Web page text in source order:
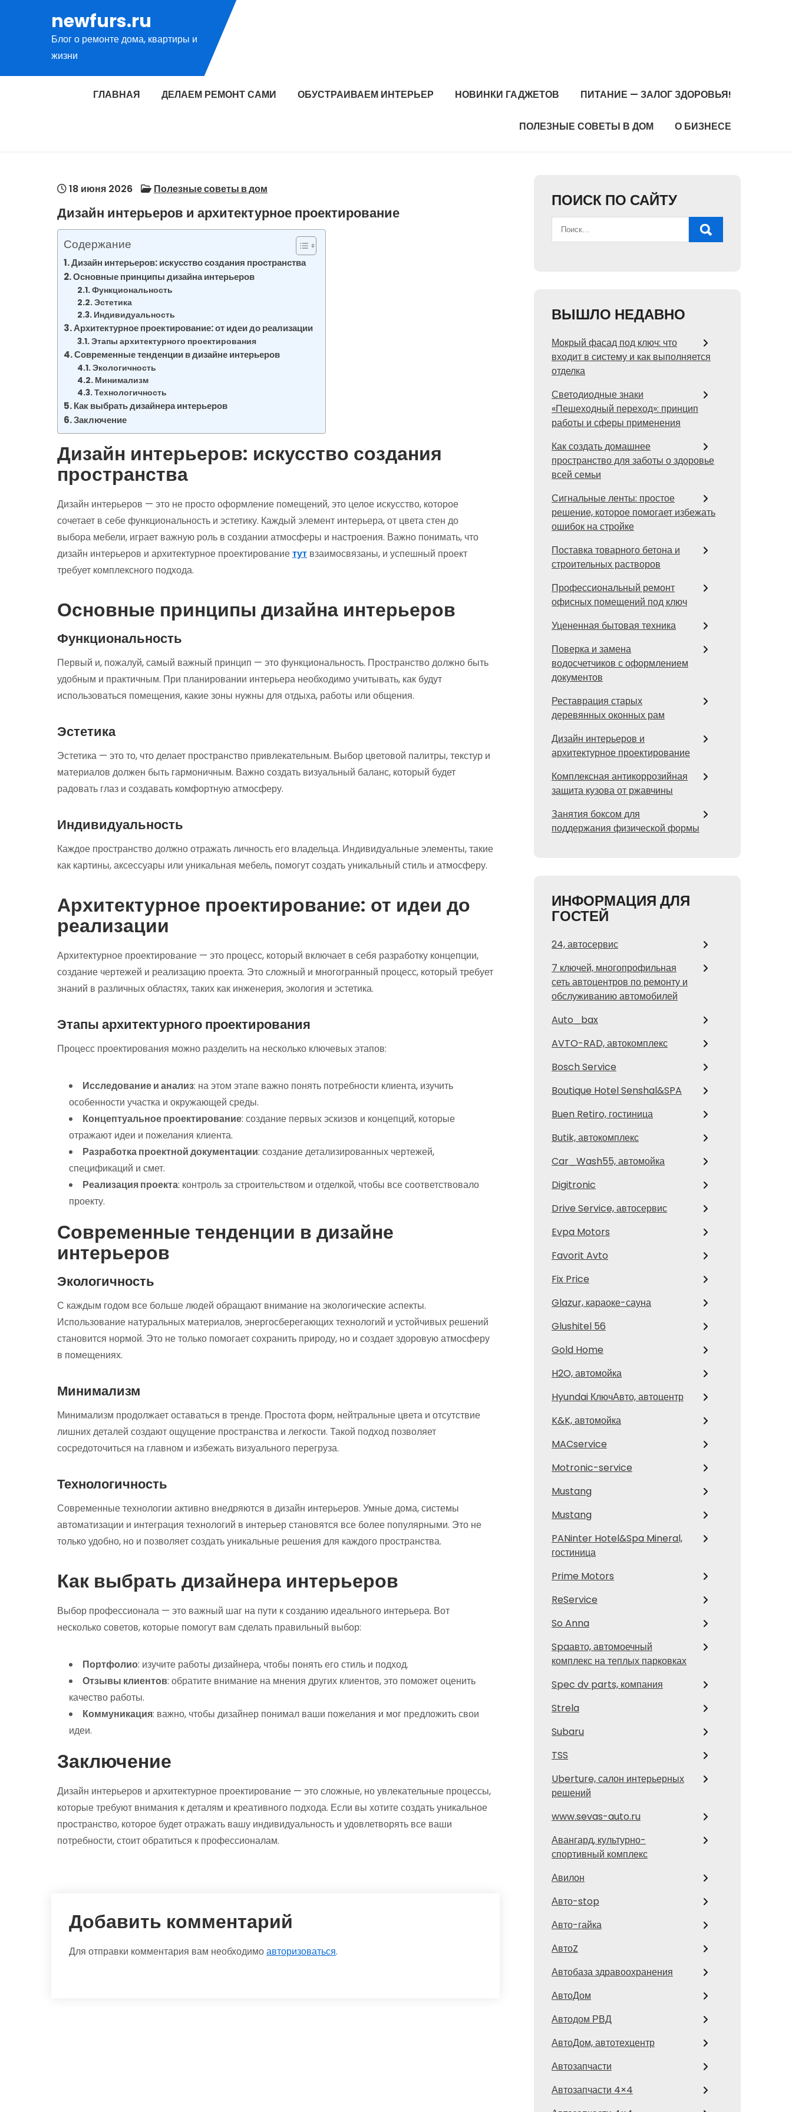
содержимому
newfurs.ru
Блог о ремонте дома, квартиры и
жизни
ГЛАВНАЯ ДЕЛАЕМ РЕМОНТ САМИ ОБУСТРАИВАЕМ ИНТЕРЬЕР НОВИНКИ ГАДЖЕТОВ ПИТАНИЕ — ЗАЛОГ ЗДОРОВЬЯ!
ПОЛЕЗНЫЕ СОВЕТЫ В ДОМ О БИЗНЕСЕ
18 июня 2026 Полезные советы в дом
Дизайн интерьеров и архитектурное проектирование
Содержание
Дизайн интерьеров: искусство создания пространства
Основные принципы дизайна интерьеров
Функциональность
Эстетика
Индивидуальность
Архитектурное проектирование: от идеи до реализации
Этапы архитектурного проектирования
Современные тенденции в дизайне интерьеров
Экологичность
Минимализм
Технологичность
Как выбрать дизайнера интерьеров
Заключение
Дизайн интерьеров: искусство создания
пространства
Дизайн интерьеров — это не просто оформление помещений, это целое искусство, которое
сочетает в себе функциональность и эстетику. Каждый элемент интерьера, от цвета стен до
выбора мебели, играет важную роль в создании атмосферы и настроения. Важно понимать, что
дизайн интерьеров и архитектурное проектированиетут взаимосвязаны, и успешный проект
требует комплексного подхода.
Основные принципы дизайна интерьеров
Функциональность
Первый и, пожалуй, самый важный принцип — это функциональность. Пространство должно быть
удобным и практичным. При планировании интерьера необходимо учитывать, как будут
использоваться помещения, какие зоны нужны для отдыха, работы или общения.
Эстетика
Эстетика — это то, что делает пространство привлекательным. Выбор цветовой палитры, текстур и
материалов должен быть гармоничным. Важно создать визуальный баланс, который будет
радовать глаз и создавать комфортную атмосферу.
Индивидуальность
Каждое пространство должно отражать личность его владельца. Индивидуальные элементы, такие
как картины, аксессуары или уникальная мебель, помогут создать уникальный стиль и атмосферу.
Архитектурное проектирование: от идеи до
реализации
Архитектурное проектирование — это процесс, который включает в себя разработку концепции,
создание чертежей и реализацию проекта. Это сложный и многогранный процесс, который требует
знаний в различных областях, таких как инженерия, экология и эстетика.
Этапы архитектурного проектирования
Процесс проектирования можно разделить на несколько ключевых этапов:
Исследование и анализ: на этом этапе важно понять потребности клиента, изучить
особенности участка и окружающей среды.
Концептуальное проектирование: создание первых эскизов и концепций, которые
отражают идеи и пожелания клиента.
Разработка проектной документации: создание детализированных чертежей,
спецификаций и смет.
Реализация проекта: контроль за строительством и отделкой, чтобы все соответствовало
проекту.
Современные тенденции в дизайне
интерьеров
Экологичность
С каждым годом все больше людей обращают внимание на экологические аспекты.
Использование натуральных материалов, энергосберегающих технологий и устойчивых решений
становится нормой. Это не только помогает сохранить природу, но и создает здоровую атмосферу
в помещениях.
Минимализм
Минимализм продолжает оставаться в тренде. Простота форм, нейтральные цвета и отсутствие
лишних деталей создают ощущение пространства и легкости. Такой подход позволяет
сосредоточиться на главном и избежать визуального перегруза.
Технологичность
Современные технологии активно внедряются в дизайн интерьеров. Умные дома, системы
автоматизации и интеграция технологий в интерьер становятся все более популярными. Это не
только удобно, но и позволяет создать уникальные решения для каждого пространства.
Как выбрать дизайнера интерьеров
Выбор профессионала — это важный шаг на пути к созданию идеального интерьера. Вот
несколько советов, которые помогут вам сделать правильный выбор:
Портфолио: изучите работы дизайнера, чтобы понять его стиль и подход.
Отзывы клиентов: обратите внимание на мнения других клиентов, это поможет оценить
качество работы.
Коммуникация: важно, чтобы дизайнер понимал ваши пожелания и мог предложить свои
идеи.
Заключение
Дизайн интерьеров и архитектурное проектирование — это сложные, но увлекательные процессы,
которые требуют внимания к деталям и креативного подхода. Если вы хотите создать уникальное
пространство, которое будет отражать вашу индивидуальность и удовлетворять все ваши
потребности, стоит обратиться к профессионалам.
Добавить комментарий
Для отправки комментария вам необходимоавторизоваться.
ПОИСК ПО САЙТУ
ВЫШЛО НЕДАВНО
Мокрый фасад под ключ: что
входит в систему и как выполняется
отделка
Светодиодные знаки
«Пешеходный переход»: принцип
работы и сферы применения
Как создать домашнее
пространство для заботы о здоровье
всей семьи
Сигнальные ленты: простое
решение, которое помогает избежать
ошибок на стройке
Поставка товарного бетона и
строительных растворов
Профессиональный ремонт
офисных помещений под ключ
Уцененная бытовая техника
Поверка и замена
водосчетчиков с оформлением
документов
Реставрация старых
деревянных оконных рам
Дизайн интерьеров и
архитектурное проектирование
Комплексная антикоррозийная
защита кузова от ржавчины
Занятия боксом для
поддержания физической формы
ИНФОРМАЦИЯ ДЛЯ
ГОСТЕЙ
24, автосервис
7 ключей, многопрофильная
сеть автоцентров по ремонту и
обслуживанию автомобилей
Auto_bax
AVTO-RAD, автокомплекс
Bosch Service
Boutique Hotel Senshal&SPA
Buen Retiro, гостиница
Butik, автокомплекс
Car_Wash55, автомойка
Digitronic
Drive Service, автосервис
Evpa Motors
Favorit Avto
Fix Price
Glazur, караоке-сауна
Glushitel 56
Gold Home
H2O, автомойка
Hyundai КлючАвто, автоцентр
K&K, автомойка
MACservice
Motronic-service
Mustang
Mustang
PANinter Hotel&Spa Mineral,
гостиница
Prime Motors
ReService
So Anna
Spaавто, автомоечный
комплекс на теплых парковках
Spec dv parts, компания
Strela
Subaru
TSS
Uberture, салон интерьерных
решений
www.sevas-auto.ru
Авангард, культурно-
спортивный комплекс
Авилон
Авто-stop
Авто-гайка
АвтоZ
Автобаза здравоохранения
АвтоДом
Автодом РВД
АвтоДом, автотехцентр
Автозапчасти
Автозапчасти 4×4